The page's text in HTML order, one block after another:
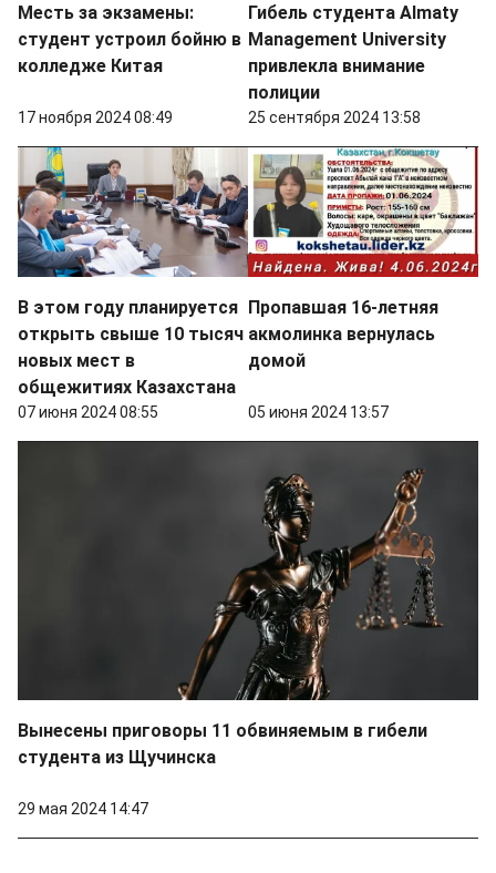
Месть за экзамены:
студент устроил бойню в
колледже Китая
17 ноября 2024 08:49
Гибель студента Almaty
Management University
привлекла внимание
полиции
25 сентября 2024 13:58
В этом году планируется
открыть свыше 10 тысяч
новых мест в
общежитиях Казахстана
07 июня 2024 08:55
Пропавшая 16-летняя
акмолинка вернулась
домой
05 июня 2024 13:57
Вынесены приговоры 11 обвиняемым в гибели
студента из Щучинска
29 мая 2024 14:47